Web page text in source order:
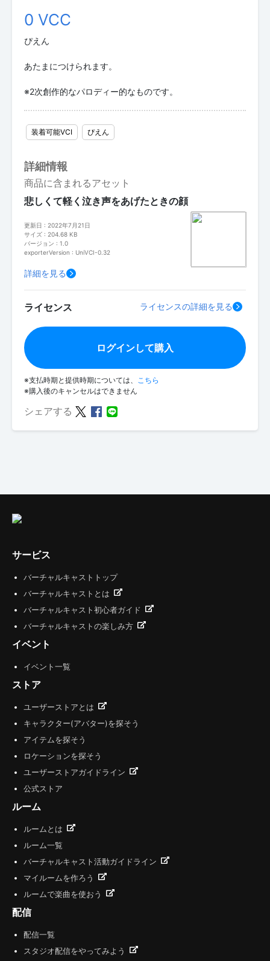
0 VCC
ぴえん
あたまにつけられます。
※2次創作的なパロディー的なものです。
装着可能VCI ぴえん
詳細情報
商品に含まれるアセット
悲しくて軽く泣き声をあげたときの顔
更新日 : 2022年7月21日
サイズ : 204.68 KB
バージョン : 1.0
exporterVersion : UniVCI-0.32
詳細を見る
ライセンス ライセンスの詳細を見る
ログインして購入
※支払時期と提供時期については、 こちら
※購入後のキャンセルはできません
シェアする
サービス
バーチャルキャストトップ
バーチャルキャストとは
バーチャルキャスト初心者ガイド
バーチャルキャストの楽しみ方
イベント
イベント一覧
ストア
ユーザーストアとは
キャラクター(アバター)を探そう
アイテムを探そう
ロケーションを探そう
ユーザーストアガイドライン
公式ストア
ルーム
ルームとは
ルーム一覧
バーチャルキャスト活動ガイドライン
マイルームを作ろう
ルームで楽曲を使おう
配信
配信一覧
スタジオ配信をやってみよう